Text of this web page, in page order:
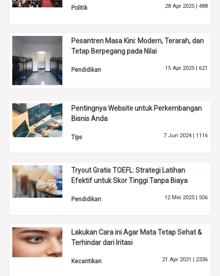
Politik 28 Apr 2025 | 488
Pesantren Masa Kini: Modern, Terarah, dan
Tetap Berpegang pada Nilai
Pendidikan 15 Apr 2025 | 621
Pentingnya Website untuk Perkembangan
Bisnis Anda
Tips 7 Jun 2024 | 1116
Tryout Gratis TOEFL: Strategi Latihan
Efektif untuk Skor Tinggi Tanpa Biaya
Pendidikan 12 Mei 2025 | 506
Lakukan Cara ini Agar Mata Tetap Sehat &
Terhindar dari Iritasi
Kecantikan 21 Apr 2021 | 2336